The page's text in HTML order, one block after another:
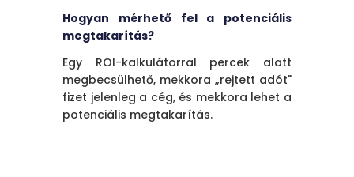
Hogyan mérhető fel a potenciális
megtakarítás?
Egy ROI-kalkulátorral percek alatt
megbecsülhető, mekkora „rejtett adót"
fizet jelenleg a cég, és mekkora lehet a
potenciális megtakarítás.